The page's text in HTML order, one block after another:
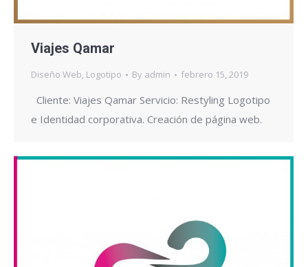
Viajes Qamar
Diseño Web, Logotipo By admin febrero 15, 2019
Cliente: Viajes Qamar Servicio: Restyling Logotipo
e Identidad corporativa. Creación de página web.